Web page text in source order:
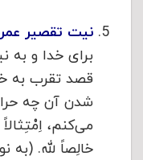
نیت تقصیر
برای خدا و به
قصد تقرب به
شدن آن چه
می‌کنم، اِمْتِثالاً
خالِصاً لله. (به